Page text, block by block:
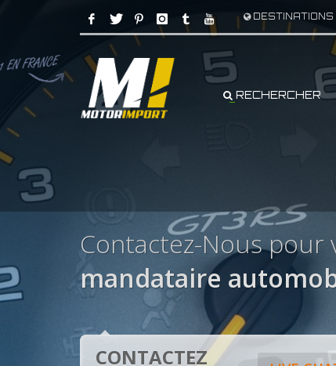
DESTINATIONS
RECHERCHER
Contactez-Nous pour
mandataire
CONTACTEZ